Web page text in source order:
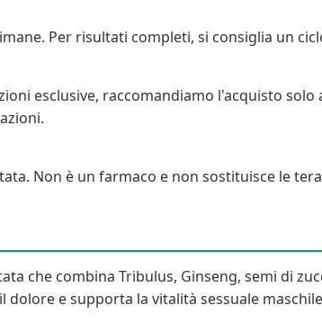
Per risultati completi, si consiglia un
esclusive, raccomandiamo l'acquisto
Non è un farmaco e non sostituisce le
che combina Tribulus, Ginseng, semi di
e supporta la vitalità sessuale